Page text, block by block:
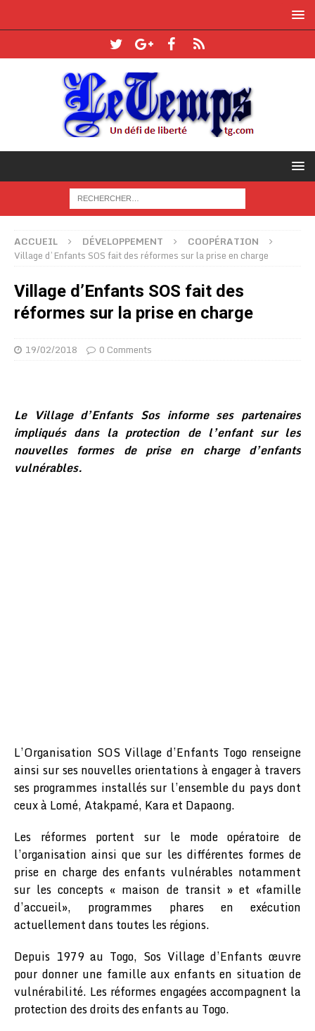
ACCUEIL DÉVELOPPEMENT
COOPÉRATION
Village d’Enfants SOS fait des réformes sur la prise en charge
Village d’Enfants SOS fait des
réformes sur la prise en charge
19/02/2018 0 Comments
Le Village d’Enfants Sos informe ses partenaires
impliqués dans la protection de l’enfant sur les
nouvelles formes de prise en charge d’enfants
vulnérables.
L’Organisation SOS Village d’Enfants Togo renseigne
ainsi sur ses nouvelles orientations à engager à travers
ses programmes installés sur l’ensemble du pays dont
ceux à Lomé, Atakpamé, Kara et Dapaong.
Les réformes portent sur le mode opératoire de
l’organisation ainsi que sur les différentes formes de
prise en charge des enfants vulnérables notamment
sur les concepts « maison de transit » et «famille
d’accueil», programmes phares en exécution
actuellement dans toutes les régions.
Depuis 1979 au Togo, Sos Village d’Enfants œuvre
pour donner une famille aux enfants en situation de
vulnérabilité. Les réformes engagées accompagnent la
protection des droits des enfants au Togo.